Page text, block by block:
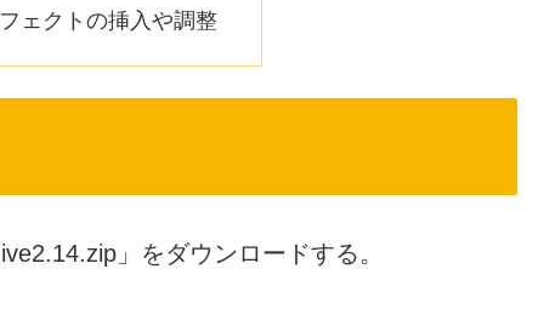
ェクトの挿入や調整
」をダウンロードする。